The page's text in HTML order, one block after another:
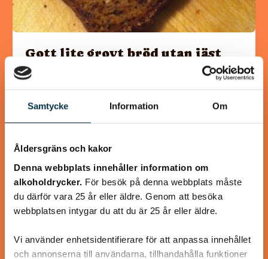
Samtycke Information Om
Åldersgräns och kakor
Denna webbplats innehåller information om
alkoholdrycker. För besök på denna webbplats måste
du därför vara 25 år eller äldre. Genom att besöka
webbplatsen intygar du att du är 25 år eller äldre.
Vi använder enhetsidentifierare för att anpassa innehållet
och annonserna till användarna, tillhandahålla funktioner
Gott lite grovt bröd utan jäst
Detta brödet gjorde jag i dag i stället för att köpa, på detta
tillsatser. Tyckte själv…
@asaeon